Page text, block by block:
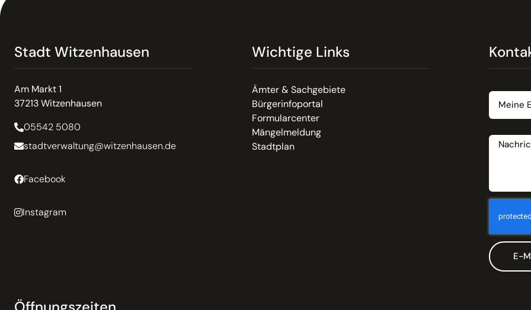
Stadt Witzenhausen
Am Markt 1
37213 Witzenhausen
05542 5080
stadtverwaltung@witzenhausen.de
Facebook
Instagram
Wichtige Links
Ämter & Sachgebiete
Bürgerinfoportal
Formularcenter
Mängelmeldung
Stadtplan
E-